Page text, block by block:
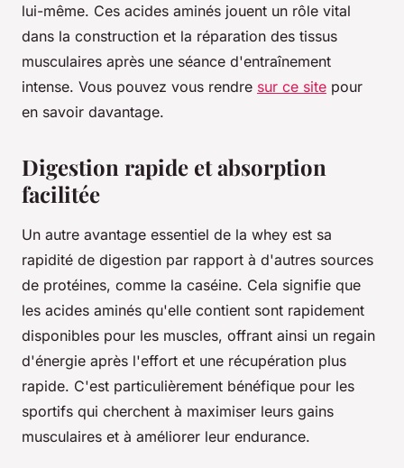
lui-même. Ces acides aminés jouent un rôle vital
dans la construction et la réparation des tissus
musculaires après une séance d'entraînement
intense. Vous pouvez vous rendre sur ce site pour
en savoir davantage.
Digestion rapide et absorption
facilitée
Un autre avantage essentiel de la whey est sa
rapidité de digestion par rapport à d'autres sources
de protéines, comme la caséine. Cela signifie que
les acides aminés qu'elle contient sont rapidement
disponibles pour les muscles, offrant ainsi un regain
d'énergie après l'effort et une récupération plus
rapide. C'est particulièrement bénéfique pour les
sportifs qui cherchent à maximiser leurs gains
musculaires et à améliorer leur endurance.